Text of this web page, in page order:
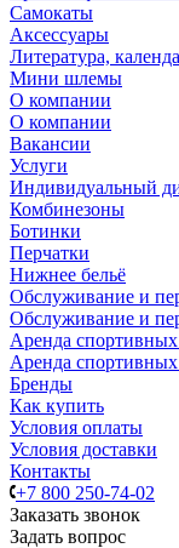
Самокаты
Аксессуары
Литература,
Мини шлемы
О компании
О компании
Вакансии
Услуги
Индивидуальный
Комбинезоны
Ботинки
Перчатки
Нижнее бельё
Обслуживание и
Обслуживание и
Аренда
Аренда
Бренды
Как купить
Условия оплаты
Условия доставки
Контакты
+7 800 250-74-02
Заказать звонок
Задать вопрос